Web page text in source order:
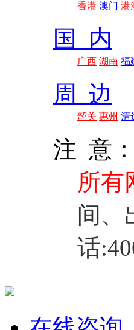
香港 澳门 港
国 内
广西 湖南 福
周 边
韶关 惠州 清
注 意：
所有
间、
话